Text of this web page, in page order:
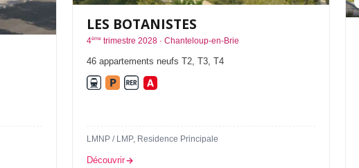
LES BOTANISTES
4ème trimestre 2028 · Chanteloup-en-Brie
46 appartements neufs T2, T3, T4
LMNP / LMP, Residence Principale
Découvrir